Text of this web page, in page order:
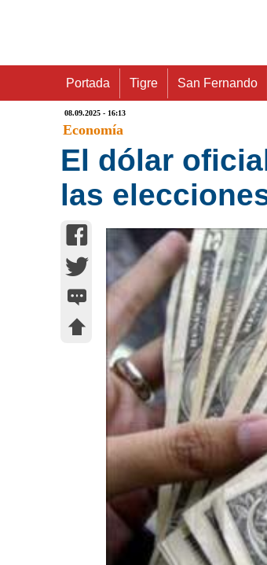
Portada Tigre San Fernando
08.09.2025 - 16:13
Economía
El dólar
las